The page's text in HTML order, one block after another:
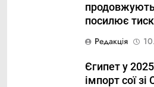
посилює
Редакція
Єгипет у
імпорт сої